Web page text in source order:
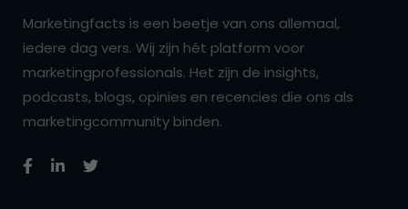
Marketingfacts is een beetje van ons allemaal,
iedere dag vers. Wij zijn hét platform voor
marketingprofessionals. Het zijn de insights,
podcasts, blogs, opinies en recencies die ons als
marketingcommunity binden.